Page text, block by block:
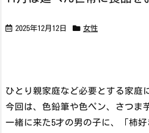
2025年12月12日 女性
ひとり親家庭など必要とする家庭
今回は、色鉛筆や色ペン、さつま
一緒に来た5才の男の子に、「柿